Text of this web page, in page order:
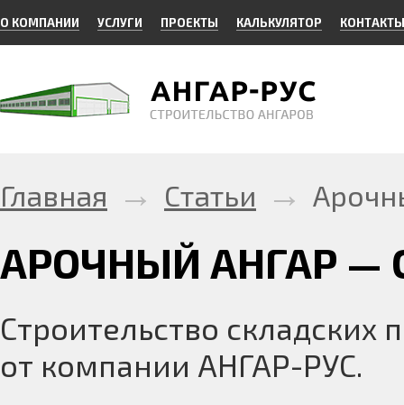
О КОМПАНИИ УСЛУГИ ПРОЕКТЫ КАЛЬКУЛЯТОР КОНТАКТЫ
Главная → Статьи →
АРОЧНЫЙ АНГАР —
Строительство
от компании АНГАР-РУС.